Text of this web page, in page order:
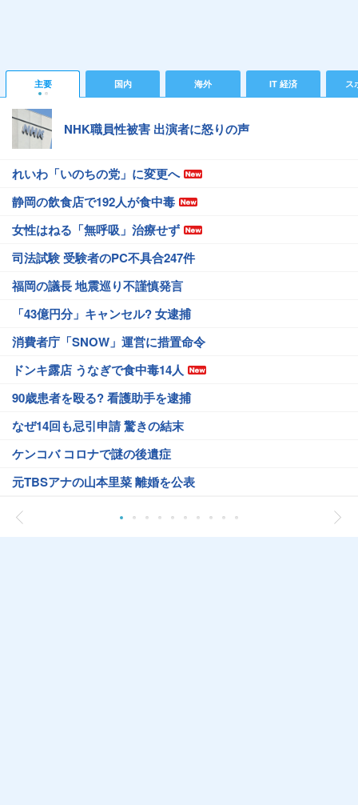
主要 国内 海外 IT 経済 ス
NHK職員性被害 出演者に怒りの声
れいわ「いのちの党」に変更へ
静岡の飲食店で192人が食中毒
女性はねる「無呼吸」治療せず
司法試験 受験者のPC不具合247件
福岡の議長 地震巡り不謹慎発言
「43億円分」キャンセル? 女逮捕
消費者庁「SNOW」運営に措置命令
ドンキ露店 うなぎで食中毒14人
90歳患者を殴る? 看護助手を逮捕
なぜ14回も忌引申請 驚きの結末
ケンコバ コロナで謎の後遺症
元TBSアナの山本里菜 離婚を公表